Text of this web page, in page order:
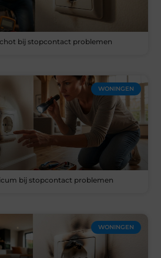
bij stopcontact problemen
WONINGEN
bij stopcontact problemen
WONINGEN